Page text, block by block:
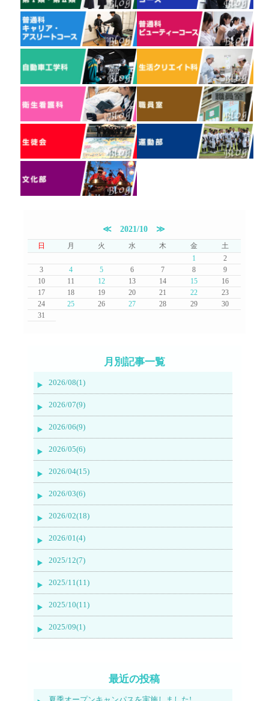
≪ 2021/10 ≫
日 月 火 水 木 金
土
1
2
3
4 5 6 7 8
9
10
11 12 13 14 15
16
17
18 19 20 21 22
23
24
25 26 27 28 29
30
31
月別記事一覧
2026/08(1)
2026/07(9)
2026/06(9)
2026/05(6)
2026/04(15)
2026/03(6)
2026/02(18)
2026/01(4)
2025/12(7)
2025/11(11)
2025/10(11)
2025/09(1)
最近の投稿